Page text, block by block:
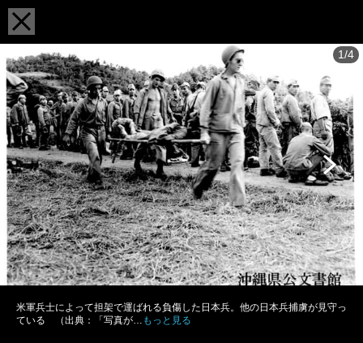
1/4
米軍兵士によって担架で運ばれる負傷した日本兵。他の日本兵捕虜が見守っ
ている （出典：「写真が…
もっと見る